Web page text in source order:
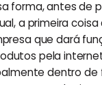
forma, antes de
a primeira coisa
que dará
pela
dentro de